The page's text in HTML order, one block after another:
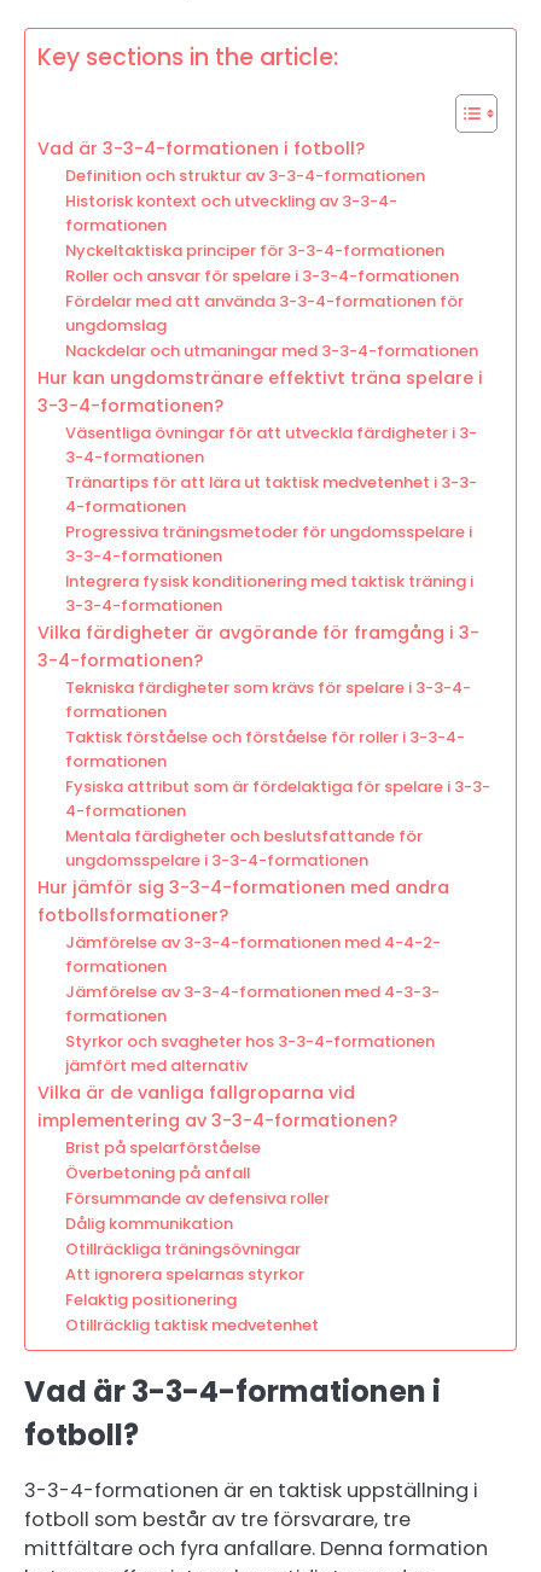
Key sections in the article:
Vad är 3-3-4-formationen i fotboll?
Definition och struktur av 3-3-4-formationen
Historisk kontext och utveckling av 3-3-4-
formationen
Nyckeltaktiska principer för 3-3-4-formationen
Roller och ansvar för spelare i 3-3-4-formationen
Fördelar med att använda 3-3-4-formationen för
ungdomslag
Nackdelar och utmaningar med 3-3-4-formationen
Hur kan ungdomstränare effektivt träna spelare i
3-3-4-formationen?
Väsentliga övningar för att utveckla färdigheter i 3-
3-4-formationen
Tränartips för att lära ut taktisk medvetenhet i 3-3-
4-formationen
Progressiva träningsmetoder för ungdomsspelare i
3-3-4-formationen
Integrera fysisk konditionering med taktisk träning i
3-3-4-formationen
Vilka färdigheter är avgörande för framgång i 3-
3-4-formationen?
Tekniska färdigheter som krävs för spelare i 3-3-4-
formationen
Taktisk förståelse och förståelse för roller i 3-3-4-
formationen
Fysiska attribut som är fördelaktiga för spelare i 3-3-
4-formationen
Mentala färdigheter och beslutsfattande för
ungdomsspelare i 3-3-4-formationen
Hur jämför sig 3-3-4-formationen med andra
fotbollsformationer?
Jämförelse av 3-3-4-formationen med 4-4-2-
formationen
Jämförelse av 3-3-4-formationen med 4-3-3-
formationen
Styrkor och svagheter hos 3-3-4-formationen
jämfört med alternativ
Vilka är de vanliga fallgroparna vid
implementering av 3-3-4-formationen?
Brist på spelarförståelse
Överbetoning på anfall
Försummande av defensiva roller
Dålig kommunikation
Otillräckliga träningsövningar
Att ignorera spelarnas styrkor
Felaktig positionering
Otillräcklig taktisk medvetenhet
Vad är 3-3-4-formationen i
fotboll?
3-3-4-formationen är en taktisk uppställning i
fotboll som består av tre försvarare, tre
mittfältare och fyra anfallare. Denna formation